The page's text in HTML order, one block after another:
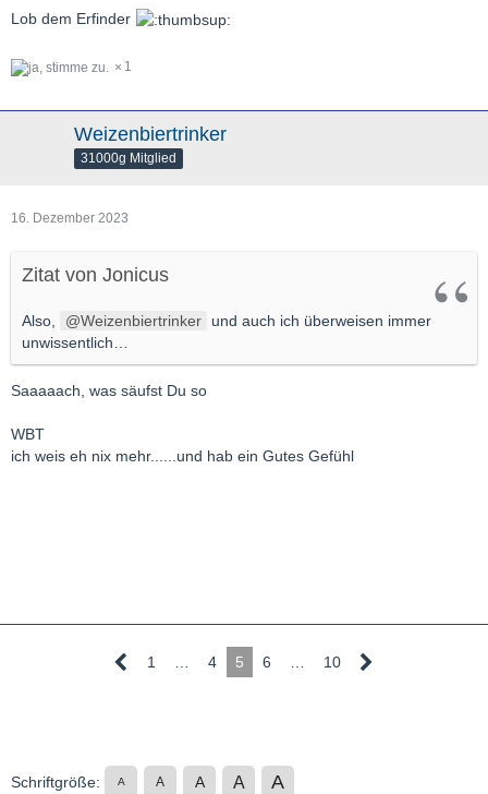
Lob dem Erfinder
1
Weizenbiertrinker
31000g Mitglied
16. Dezember 2023
Zitat von Jonicus
Also, Weizenbiertrinker
und auch ich überweisen immer
unwissentlich…
Saaaaach, was säufst Du so
WBT
ich weis eh nix mehr......und hab ein Gutes Gefühl
1 4 5 6 10
Schriftgröße: A A A A A